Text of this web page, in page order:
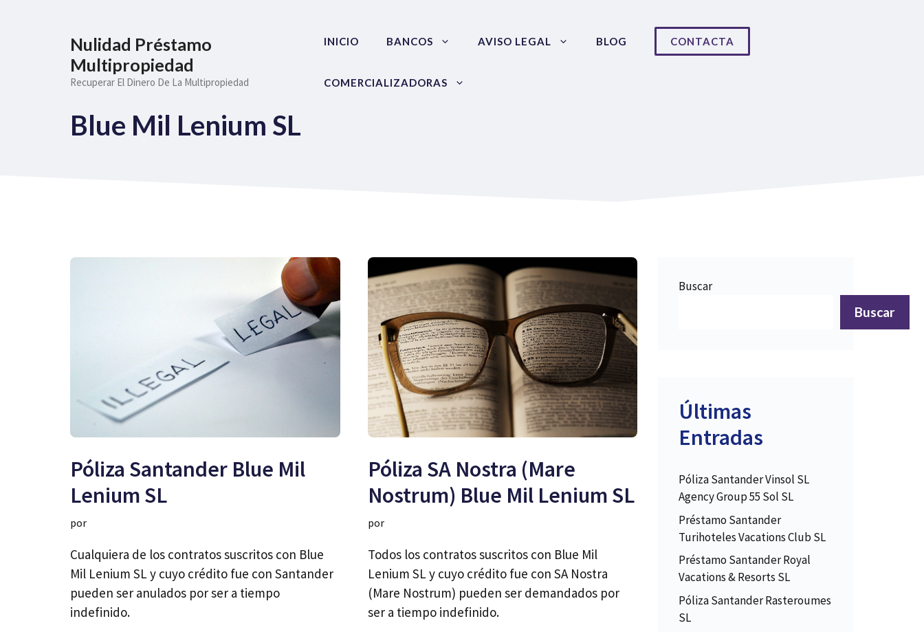
Nulidad Préstamo
Multipropiedad
Recuperar El Dinero De La Multipropiedad
INICIO BANCOS AVISO LEGAL BLOG CONTACTA
COMERCIALIZADORAS
Blue Mil Lenium SL
Póliza Santander Blue Mil
Lenium SL
por
Cualquiera de los contratos suscritos con Blue
Mil Lenium SL y cuyo crédito fue con Santander
pueden ser anulados por ser a tiempo
indefinido.
Póliza SA Nostra (Mare
Nostrum) Blue Mil Lenium SL
por
Todos los contratos suscritos con Blue Mil
Lenium SL y cuyo crédito fue con SA Nostra
(Mare Nostrum) pueden ser demandados por
ser a tiempo indefinido.
Buscar
Buscar
Últimas
Entradas
Póliza Santander Vinsol SL
Agency Group 55 Sol SL
Préstamo Santander
Turihoteles Vacations Club SL
Préstamo Santander Royal
Vacations & Resorts SL
Póliza Santander Rasteroumes
SL